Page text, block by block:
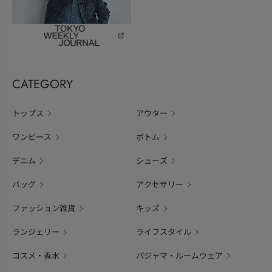
CATEGORY
トップス アウター
ワンピース ボトム
デニム シューズ
バッグ アクセサリー
ファッション雑貨 キッズ
ランジェリー ライフスタイル
コスメ・香水 パジャマ・ルームウェア